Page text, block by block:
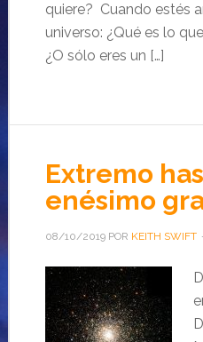
quiere? Cuando estés
universo: ¿Qué es lo
¿O sólo eres un […]
Extremo
enésimo
08/10/2019POR KEITH SWIFT